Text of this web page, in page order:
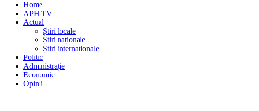
Home
APH TV
Actual
Știri locale
Știri naționale
Știri internaționale
Politic
Administrație
Economic
Opinii